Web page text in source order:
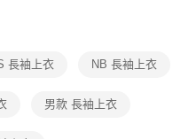
之結帳頁面顯示為準，若有關於
關疑問，請聯繫「AFTEE先享後付
support/home
「AFTEE先享後付」服務完成之交
長袖上衣 NB 長袖上衣
男款 長袖上衣